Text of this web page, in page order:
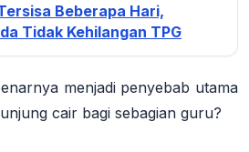
Beberapa Hari,
Tidak Kehilangan TPG
menjadi penyebab utama
cair bagi sebagian guru?